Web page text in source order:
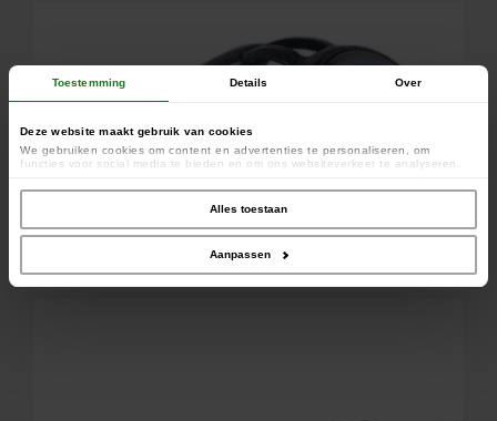
Toestemming Details Over
Deze website maakt gebruik van cookies
We gebruiken cookies om content en advertenties te personaliseren, om
functies voor social media te bieden en om ons websiteverkeer te analyseren.
social media, adverteren en analyse. Deze partners kunnen deze gegevens
combineren met andere informatie die u aan ze heeft verstrekt of die ze hebben
verzameld op basis van uw gebruik van hun services.
Alles toestaan
Aanpassen